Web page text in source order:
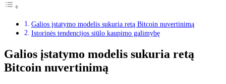
Galios įstatymo modelis sukuria retą Bitcoin nuvertinimą
Istorinės tendencijos siūlo kaupimo galimybę
Galios įstatymo modelis sukuria retą
Bitcoin nuvertinimą